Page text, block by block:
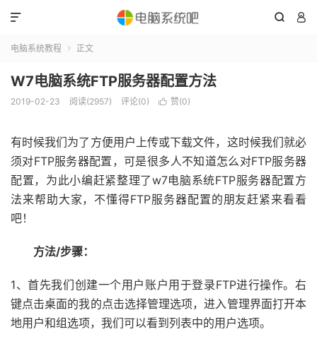
 

电脑系统教程  正文
W7电脑系统FTP服务器配置方法
2019-02-23 阅读(2957) 评论(0)  赞(0)
有时候我们为了方便用户上传或下载文件，这时候我们就必
须对FTP服务器配置，可是很多人不知道怎么对FTP服务器
配置，为此小编赶紧整理了w7电脑系统FTP服务器配置方
法来帮助大家，不懂得FTP服务器配置的朋友赶紧来看看
吧！
方法/步骤：
1、首先我们创建一个用户账户用于登录FTP进行操作。右
键点击桌面的我的点击选择管理选项，进入管理界面打开本
地用户和组选项，我们可以看到列表中的用户选项。